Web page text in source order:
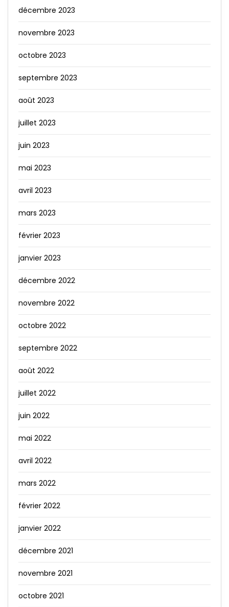
décembre 2023
novembre 2023
octobre 2023
septembre 2023
août 2023
juillet 2023
juin 2023
mai 2023
avril 2023
mars 2023
février 2023
janvier 2023
décembre 2022
novembre 2022
octobre 2022
septembre 2022
août 2022
juillet 2022
juin 2022
mai 2022
avril 2022
mars 2022
février 2022
janvier 2022
décembre 2021
novembre 2021
octobre 2021